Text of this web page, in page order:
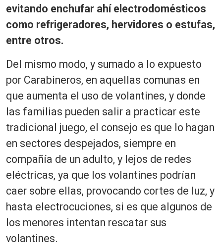
evitando enchufar ahí electrodomésticos
como refrigeradores, hervidores o estufas,
entre otros.
Del mismo modo, y sumado a lo expuesto
por Carabineros, en aquellas comunas en
que aumenta el uso de volantines, y donde
las familias pueden salir a practicar este
tradicional juego, el consejo es que lo hagan
en sectores despejados, siempre en
compañía de un adulto, y lejos de redes
eléctricas, ya que los volantines podrían
caer sobre ellas, provocando cortes de luz, y
hasta electrocuciones, si es que algunos de
los menores intentan rescatar sus
volantines.